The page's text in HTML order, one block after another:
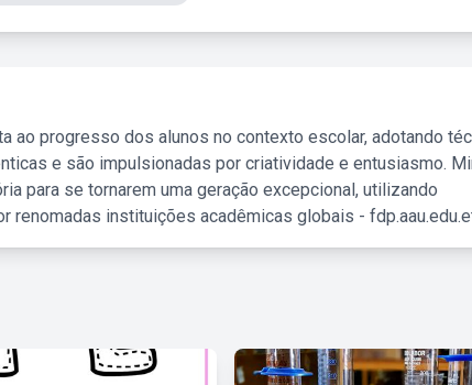
ao progresso dos alunos no contexto escolar, adotando
e são impulsionadas por criatividade e entusiasmo.
para se tornarem uma geração excepcional, utilizando
renomadas instituições acadêmicas globais -